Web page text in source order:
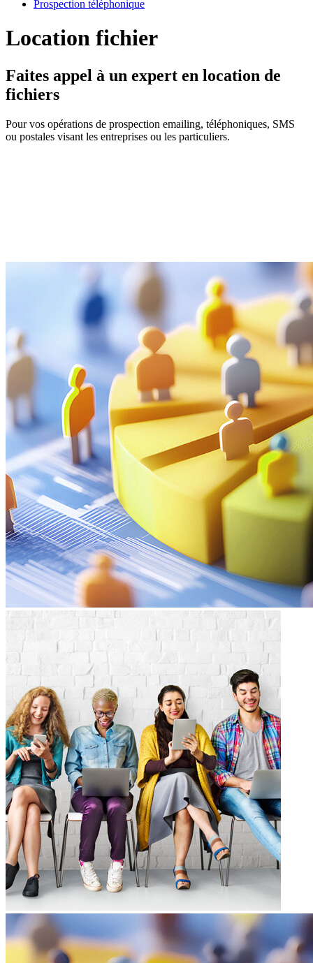
Prospection téléphonique
Location fichier
Faites appel à un expert en location de
fichiers
Pour vos opérations de prospection emailing, téléphoniques, SMS
ou postales visant les entreprises ou les particuliers.